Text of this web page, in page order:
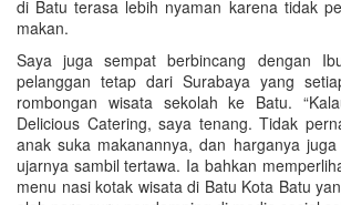
di Batu terasa lebih nyaman karena tidak
makan.
Saya juga sempat berbincang dengan
pelanggan tetap dari Surabaya yang
rombongan wisata sekolah ke Batu.
Delicious Catering, saya tenang. Tidak
anak suka makanannya, dan harganya
ujarnya sambil tertawa. Ia bahkan
menu nasi kotak wisata di Batu Kota Batu